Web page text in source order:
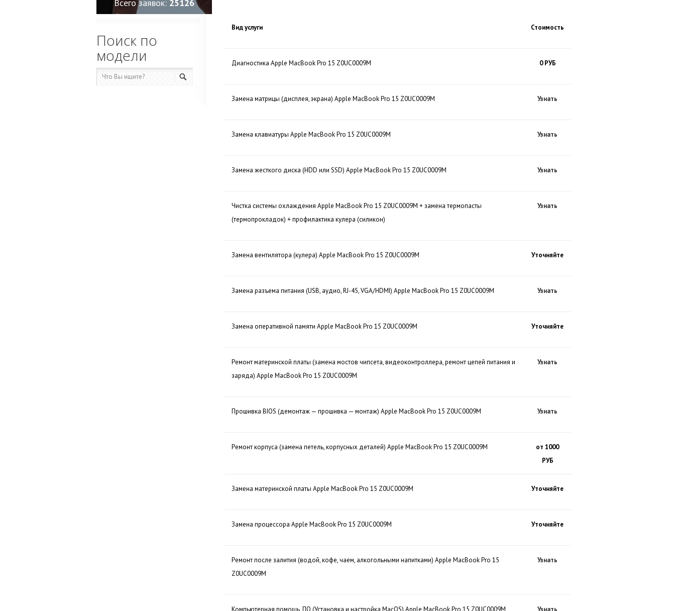
Вид услуги Стоимость
Диагностика Apple MacBook Pro 15 Z0UC0009M 0 РУБ
Замена матрицы (дисплея, экрана) Apple MacBook Pro 15 Z0UC0009M Узнать
Замена клавиатуры Apple MacBook Pro 15 Z0UC0009M Узнать
Замена жесткого диска (HDD или SSD) Apple MacBook Pro 15 Z0UC0009M Узнать
Чистка системы охлаждения Apple MacBook Pro 15 Z0UC0009M + замена термопасты
(термопрокладок) + профилактика кулера (силикон)
Узнать
Замена вентилятора (кулера) Apple MacBook Pro 15 Z0UC0009M Уточняйте
Замена разъема питания (USB, аудио, RJ-45, VGA/HDMI) Apple MacBook Pro 15 Z0UC0009M Узнать
Замена оперативной памяти Apple MacBook Pro 15 Z0UC0009M Уточняйте
Ремонт материнской платы (замена мостов чипсета, видеоконтроллера, ремонт цепей питания и
заряда) Apple MacBook Pro 15 Z0UC0009M
Узнать
Прошивка BIOS (демонтаж — прошивка — монтаж) Apple MacBook Pro 15 Z0UC0009M Узнать
Ремонт корпуса (замена петель, корпусных деталей) Apple MacBook Pro 15 Z0UC0009M
от 1000
РУБ
Замена материнской платы Apple MacBook Pro 15 Z0UC0009M Уточняйте
Замена процессора Apple MacBook Pro 15 Z0UC0009M Уточняйте
Ремонт после залития (водой, кофе, чаем, алкогольными напитками) Apple MacBook Pro 15
Z0UC0009M
Узнать
Компьютерная помощь, ПО (Установка и настройка MacOS) Apple MacBook Pro 15 Z0UC0009M Узнать
Всего заявок: 25127
Поиск по
модели